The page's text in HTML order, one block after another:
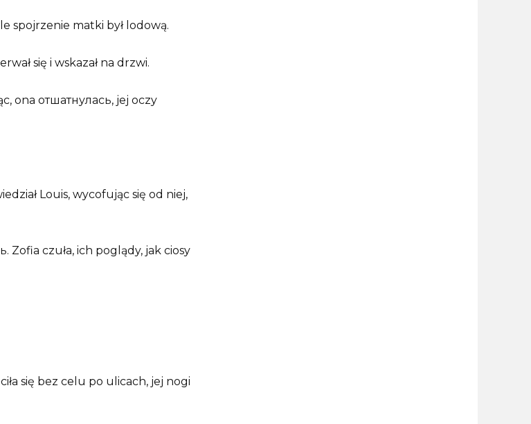
spojrzenie matki był lodową.
się i wskazał na drzwi.
ona отшатнулась, jej oczy
Louis, wycofując się od niej,
Zofia czuła, ich poglądy, jak ciosy
się bez celu po ulicach, jej nogi